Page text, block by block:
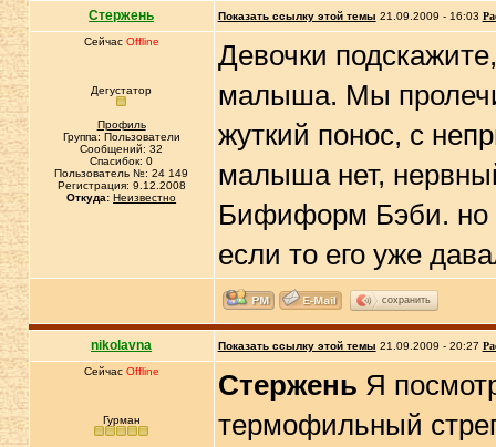
Стержень Показать ссылку этой темы 21.09.2009 - 16:03
Сейчас Offline
Дегустатор
Профиль
Группа: Пользователи
Сообщений: 32
Спасибок: 0
Пользователь №: 24 149
Регистрация: 9.12.2008
Откуда: Неизвестно
Девочки
малыша. Мы
жуткий понос, с
малыша нет,
Бифиформ Бэби. но
если то его уже
сохранить
nikolavna Показать ссылку этой темы 21.09.2009 - 20:27
Сейчас Offline
Гурман
Стержень Я
термофильный